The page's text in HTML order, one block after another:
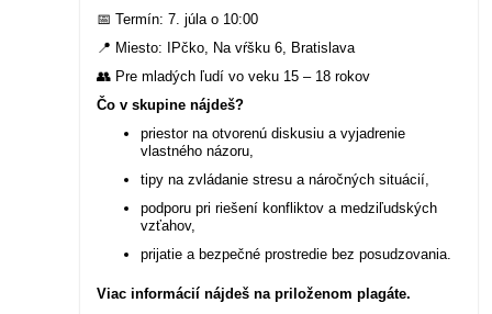
📅 Termín: 7. júla o 10:00
📍 Miesto: IPčko, Na vŕšku 6, Bratislava
👥 Pre mladých ľudí vo veku 15 – 18 rokov
Čo v skupine nájdeš?
priestor na otvorenú diskusiu a vyjadrenie
vlastného názoru,
tipy na zvládanie stresu a náročných situácií,
podporu pri riešení konfliktov a medziľudských
vzťahov,
prijatie a bezpečné prostredie bez posudzovania.
Viac informácií nájdeš na priloženom plagáte.